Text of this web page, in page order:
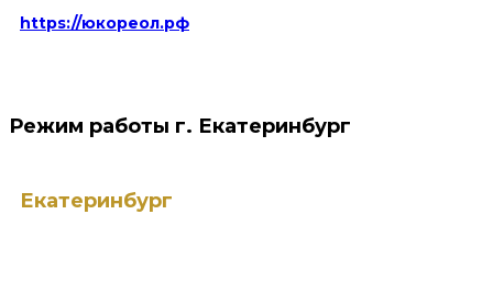
https://юкореол.рф
Режим работы г. Екатеринбург
Екатеринбург